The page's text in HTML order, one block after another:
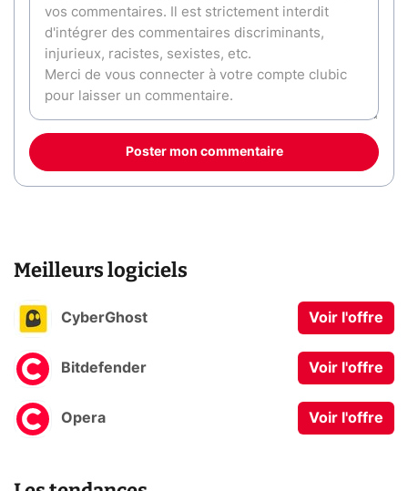
Poster mon commentaire
Meilleurs logiciels
CyberGhost Voir l'offre
Bitdefender Voir l'offre
Opera Voir l'offre